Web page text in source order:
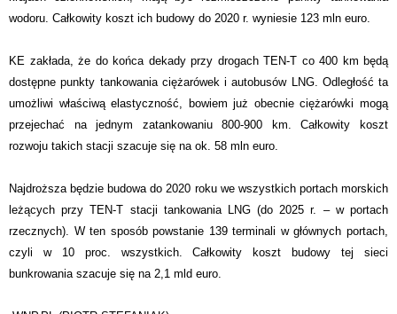
wodoru. Całkowity koszt ich budowy do 2020 r. wyniesie 123 mln euro.
KE zakłada, że do końca dekady przy drogach TEN-T co 400 km będą
dostępne punkty tankowania ciężarówek i autobusów LNG. Odległość ta
umożliwi właściwą elastyczność, bowiem już obecnie ciężarówki mogą
przejechać na jednym zatankowaniu 800-900 km. Całkowity koszt
rozwoju takich stacji szacuje się na ok. 58 mln euro.
Najdroższa będzie budowa do 2020 roku we wszystkich portach morskich
leżących przy TEN-T stacji tankowania LNG (do 2025 r. – w portach
rzecznych). W ten sposób powstanie 139 terminali w głównych portach,
czyli w 10 proc. wszystkich. Całkowity koszt budowy tej sieci
bunkrowania szacuje się na 2,1 mld euro.